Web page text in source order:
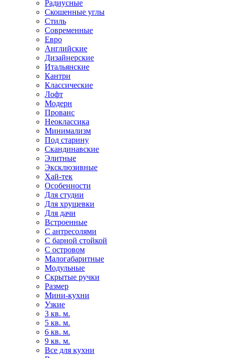
Радиусные
Скошенные углы
Стиль
Современные
Евро
Английские
Дизайнерские
Итальянские
Кантри
Классические
Лофт
Модерн
Прованс
Неоклассика
Минимализм
Под старину
Скандинавские
Элитные
Эксклюзивные
Хай-тек
Особенности
Для студии
Для хрущевки
Для дачи
Встроенные
С антресолями
С барной стойкой
С островом
Малогабаритные
Модульные
Скрытые ручки
Размер
Мини-кухни
Узкие
3 кв. м.
5 кв. м.
6 кв. м.
9 кв. м.
Все для кухни